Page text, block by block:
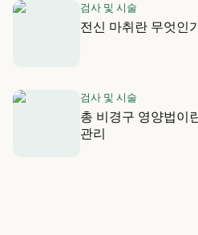
검사 및 시술
전신 마취란 무엇인
검사 및 시술
총 비경구 영양법이
관리